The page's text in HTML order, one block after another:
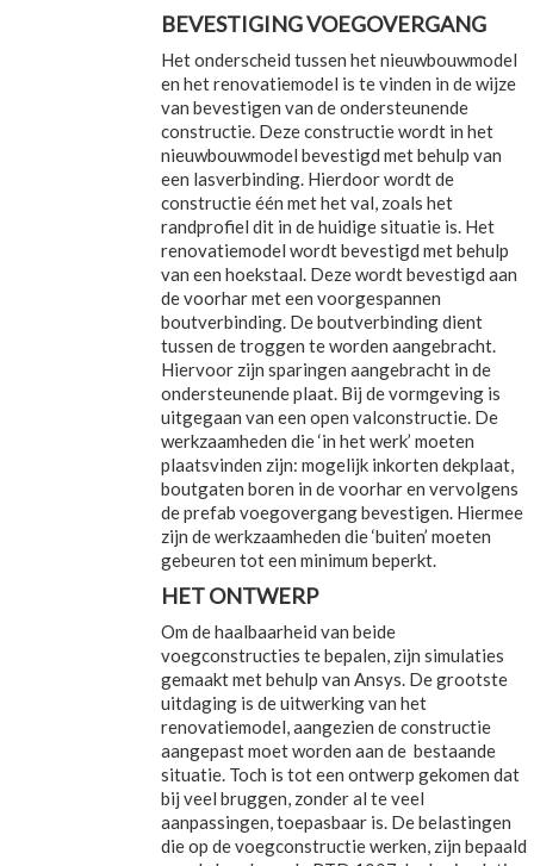
BEVESTIGING VOEGOVERGANG
Het onderscheid tussen het nieuwbouwmodel
en het renovatiemodel is te vinden in de wijze
van bevestigen van de ondersteunende
constructie. Deze constructie wordt in het
nieuwbouwmodel bevestigd met behulp van
een lasverbinding. Hierdoor wordt de
constructie één met het val, zoals het
randprofiel dit in de huidige situatie is. Het
renovatiemodel wordt bevestigd met behulp
van een hoekstaal. Deze wordt bevestigd aan
de voorhar met een voorgespannen
boutverbinding. De boutverbinding dient
tussen de troggen te worden aangebracht.
Hiervoor zijn sparingen aangebracht in de
ondersteunende plaat. Bij de vormgeving is
uitgegaan van een open valconstructie. De
werkzaamheden die ‘in het werk’ moeten
plaatsvinden zijn: mogelijk inkorten dekplaat,
boutgaten boren in de voorhar en vervolgens
de prefab voegovergang bevestigen. Hiermee
zijn de werkzaamheden die ‘buiten’ moeten
gebeuren tot een minimum beperkt.
HET ONTWERP
Om de haalbaarheid van beide
voegconstructies te bepalen, zijn simulaties
gemaakt met behulp van Ansys. De grootste
uitdaging is de uitwerking van het
renovatiemodel, aangezien de constructie
aangepast moet worden aan de bestaande
situatie. Toch is tot een ontwerp gekomen dat
bij veel bruggen, zonder al te veel
aanpassingen, toepasbaar is. De belastingen
die op de voegconstructie werken, zijn bepaald